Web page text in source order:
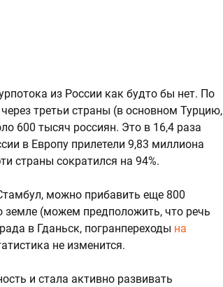
из России как будто бы нет. По
третьи страны (в основном Турцию,
600 тысяч россиян. Это в 16,4 раза
в Европу прилетели 9,83 миллиона
страны сократился на 94%.
можно прибавить еще 800
земле (можем предположить, что речь
в Гданьск, погранпереходы на
не изменится.
и стала активно развивать